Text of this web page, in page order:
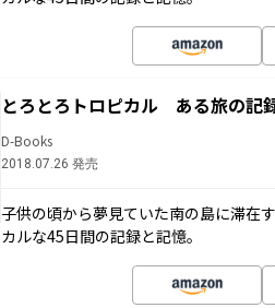
とろとろトロピカル ある旅の
D-Books
2018.07.26 発売
子供の頃から夢見ていた南の島に滞在
カルな45日間の記録と記憶。